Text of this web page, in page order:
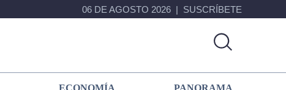
06 DE AGOSTO 2026 SUSCRÍBETE
ECONOMÍA PANORAMA